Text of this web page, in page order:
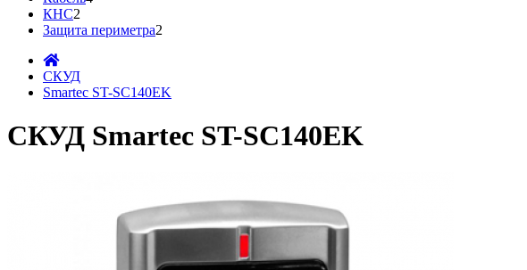
КНС2
Защита периметра2
СКУД
Smartec ST-SC140EK
СКУД Smartec ST-SC140EK